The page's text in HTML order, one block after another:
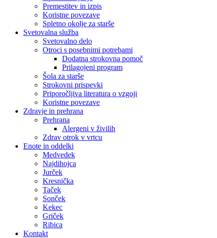
Premestitev in izpis
Koristne povezave
Spletno okolje za starše
Svetovalna služba
Svetovalno delo
Otroci s posebnimi potrebami
Dodatna strokovna pomoč
Prilagojeni program
Šola za starše
Strokovni prispevki
Priporočljiva literatura o vzgoji
Koristne povezave
Zdravje in prehrana
Prehrana
Alergeni v živilih
Zdrav otrok v vrtcu
Enote in oddelki
Medvedek
Najdihojca
Jurček
Kresnička
Taček
Sonček
Kekec
Griček
Ribica
Kontakt